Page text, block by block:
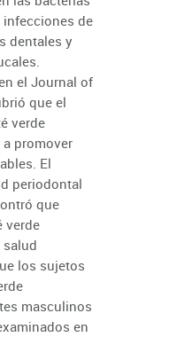
de
dentales y
el Journal of
que el
verde
promover
El
periodontal
que
verde
salud
los sujetos
masculinos
en